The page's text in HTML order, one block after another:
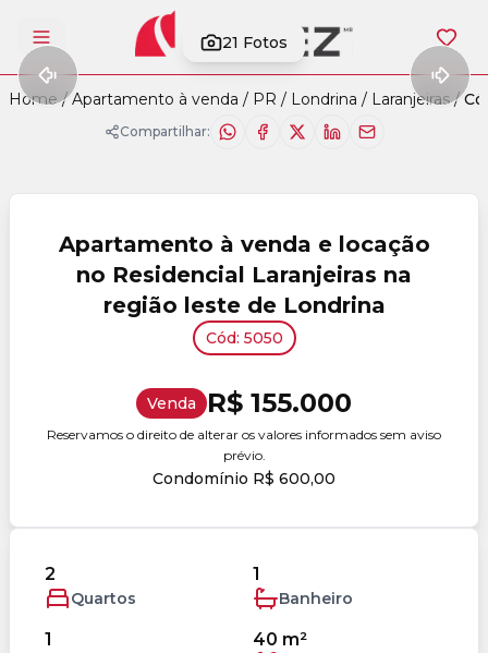
Abrir menu 21 Fotos
Home / Apartamento à venda / PR / Londrina / Laranjeiras /
Compartilhar:
Apartamento à venda e locação
no Residencial Laranjeiras na
região leste de Londrina
Cód: 5050
Venda R$ 155.000
Reservamos o direito de alterar os valores informados sem aviso
prévio.
Condomínio R$ 600,00
2
Quartos
1
Banheiro
1 40 m²